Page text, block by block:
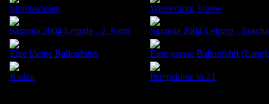
Storchwiesen Wasserburg Turow
Saxonia 2004 Leipzig - 2. Fahrt Saxonia 2004 Leipzig -
Eine kleine Ballonfahrt Eine grosse Ballonfahrt
Ruden Perspektive in 21